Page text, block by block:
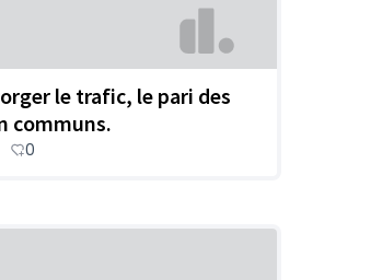
le trafic, le pari des
communs.
0